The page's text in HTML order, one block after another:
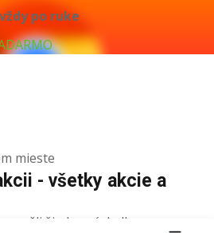
po ruke
mieste
- všetky akcie a
žiadne výsledky.